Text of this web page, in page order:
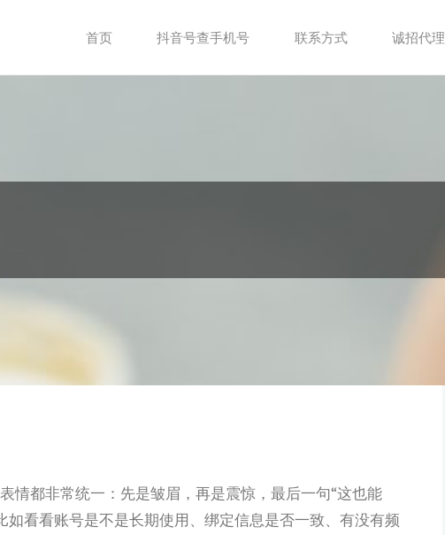
首页 抖音号查手机号 联系方式 诚招代理
情都非常统一：先是皱眉，再是震惊，最后一句“这也能
看看账号是不是长期使用、绑定信息是否一致、有没有频